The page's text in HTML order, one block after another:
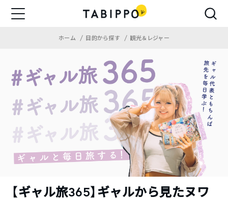
ホーム 目的から探す 観光＆レジャー
【ギャル旅365】ギャルから見たヌワ